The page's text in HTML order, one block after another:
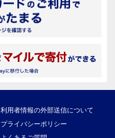
利用者情報の外部送信について
プライバシーポリシー